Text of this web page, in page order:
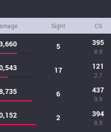
Sight CS
5 395
8.9
17 121
2.7
6 437
9.9
2 394
8.9